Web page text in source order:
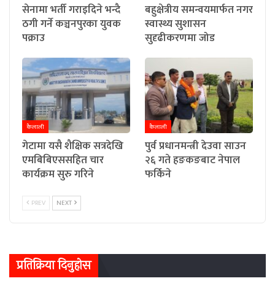
सेनामा भर्ती गराइदिने भन्दै
ठगी गर्ने कञ्चनपुरका युवक
पक्राउ
बहुक्षेत्रीय समन्वयमार्फत नगर
स्वास्थ्य सुशासन
सुदृढीकरणमा जोड
कैलाली
गेटामा यसै शैक्षिक सत्रदेखि
एमबिबिएससहित चार
कार्यक्रम सुरु गरिने
कैलाली
पुर्व प्रधानमन्त्री देउवा साउन
२६ गते हङकङबाट नेपाल
फर्किने
PREV NEXT
प्रतिक्रिया दिनुहोस